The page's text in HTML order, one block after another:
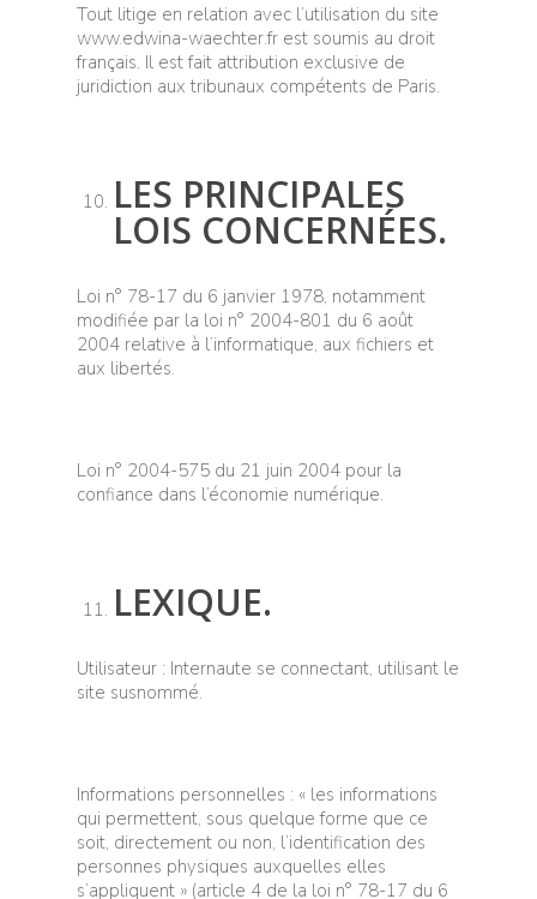
Tout litige en relation avec l’utilisation du site
www.edwina-waechter.fr est soumis au droit
français. Il est fait attribution exclusive de
juridiction aux tribunaux compétents de Paris.
LES PRINCIPALES
LOIS CONCERNÉES.
Loi n° 78-17 du 6 janvier 1978, notamment
modifiée par la loi n° 2004-801 du 6 août
2004 relative à l’informatique, aux fichiers et
aux libertés.
Loi n° 2004-575 du 21 juin 2004 pour la
confiance dans l’économie numérique.
LEXIQUE.
Utilisateur : Internaute se connectant, utilisant le
site susnommé.
Informations personnelles : « les informations
qui permettent, sous quelque forme que ce
soit, directement ou non, l’identification des
personnes physiques auxquelles elles
s’appliquent » (article 4 de la loi n° 78-17 du 6